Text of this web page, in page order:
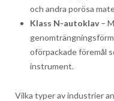
och andra porösa
Klass N-autoklav–
oförpackade föremål
instrument.
Vilka typer av industrier